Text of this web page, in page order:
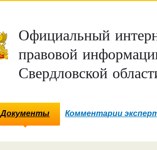
Официальный
правовой
Свердловской
Документы Комментарии